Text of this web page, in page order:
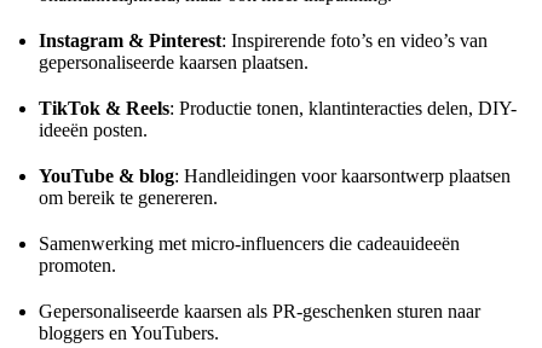
Instagram & Pinterest: Inspirerende foto’s en video’s van
gepersonaliseerde kaarsen plaatsen.
TikTok & Reels: Productie tonen, klantinteracties delen, DIY-
ideeën posten.
YouTube & blog: Handleidingen voor kaarsontwerp plaatsen
om bereik te genereren.
Samenwerking met micro-influencers die cadeauideeën
promoten.
Gepersonaliseerde kaarsen als PR-geschenken sturen naar
bloggers en YouTubers.